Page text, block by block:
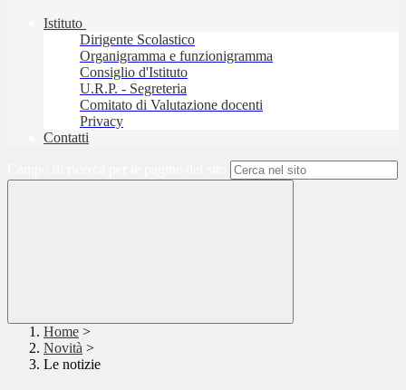
Istituto
Dirigente Scolastico
Organigramma e funzionigramma
Consiglio d'Istituto
U.R.P. - Segreteria
Comitato di Valutazione docenti
Privacy
Contatti
Home >
Novità >
Le notizie